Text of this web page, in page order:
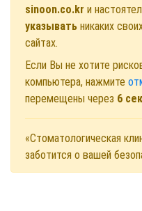
sinoon.co.kr и
указывать никаких
сайтах.
Если Вы не хотите
компьютера, нажмите
перемещены через 6
«Стоматологическая
заботится о вашей